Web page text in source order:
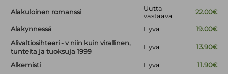
Alakuloinen romanssi
Uutta
vastaava
22.00€
Alakynnessä Hyvä
19.00€
Alivaltiosihteeri - v niin kuin virallinen,
tunteita ja tuoksuja 1999
Hyvä 13.90€
Alkemisti Hyvä 11.90€